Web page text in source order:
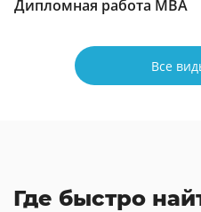
Дипломная работа МВА
Все
Где быстро